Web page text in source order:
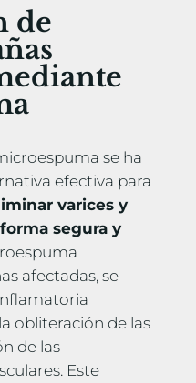
de
se ha
efectiva para
varices y
segura y
afectadas, se
obliteración de las
de las
Este